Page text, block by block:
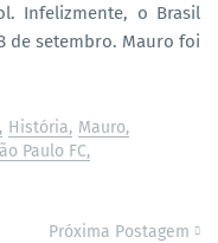
Infelizmente, o Brasil
de setembro. Mauro foi
História Mauro
Paulo FC
Próxima Postagem